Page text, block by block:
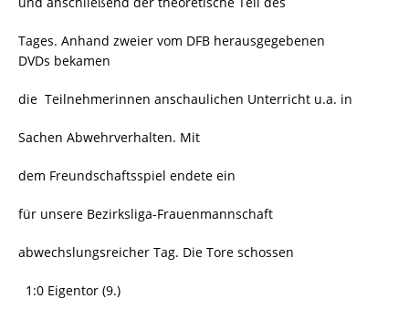
Tages. Anhand zweier vom DFB herausgegebenen
DVDs bekamen
die Teilnehmerinnen anschaulichen Unterricht u.a. in
Sachen Abwehrverhalten. Mit
dem Freundschaftsspiel endete ein
für unsere Bezirksliga-Frauenmannschaft
abwechslungsreicher Tag. Die Tore schossen
1:0 Eigentor (9.)